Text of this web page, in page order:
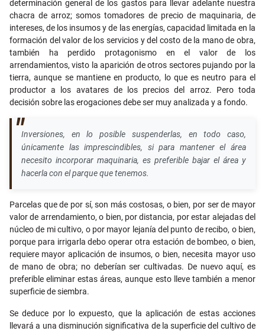
determinación general de los gastos para llevar adelante nuestra
chacra de arroz; somos tomadores de precio de maquinaria, de
intereses, de los insumos y de las energías, capacidad limitada en la
formación del valor de los servicios y del costo de la mano de obra,
también ha perdido protagonismo en el valor de los
arrendamientos, visto la aparición de otros sectores pujando por la
tierra, aunque se mantiene en producto, lo que es neutro para el
productor a los avatares de los precios del arroz. Pero toda
decisión sobre las erogaciones debe ser muy analizada y a fondo.
Inversiones, en lo posible suspenderlas, en todo caso,
únicamente las imprescindibles, si para mantener el área
necesito incorporar maquinaria, es preferible bajar el área y
hacerla con el parque que tenemos.
Parcelas que de por sí, son más costosas, o bien, por ser de mayor
valor de arrendamiento, o bien, por distancia, por estar alejadas del
núcleo de mi cultivo, o por mayor lejanía del punto de recibo, o bien,
porque para irrigarla debo operar otra estación de bombeo, o bien,
requiere mayor aplicación de insumos, o bien, necesita mayor uso
de mano de obra; no deberían ser cultivadas. De nuevo aquí, es
preferible eliminar estas áreas, aunque esto lleve también a menor
superficie de siembra.
Se deduce por lo expuesto, que la aplicación de estas acciones
llevará a una disminución significativa de la superficie del cultivo de